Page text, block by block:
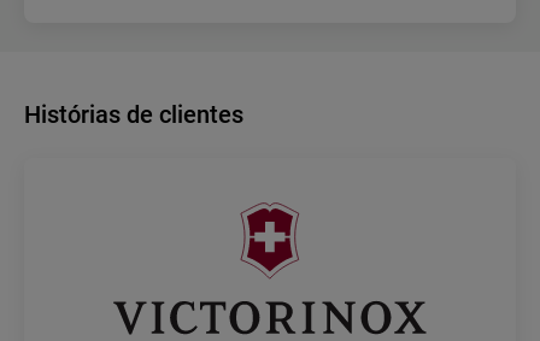
Histórias de clientes